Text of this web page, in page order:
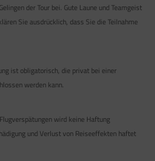
der Tour bei. Gute Laune und Teamgeist
Sie ausdrücklich, dass Sie die Teilnahme
ist obligatorisch, die privat bei einer
werden kann.
wird keine Haftung
und Verlust von Reiseeffekten haftet